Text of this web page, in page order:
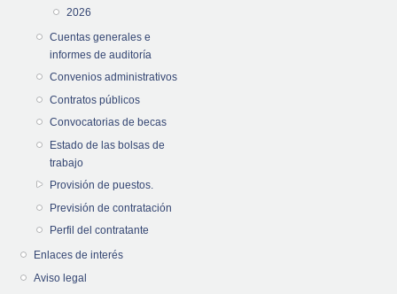
2026
Cuentas generales e
informes de auditoría
Convenios administrativos
Contratos públicos
Convocatorias de becas
Estado de las bolsas de
trabajo
Provisión de puestos.
Previsión de contratación
Perfil del contratante
Enlaces de interés
Aviso legal